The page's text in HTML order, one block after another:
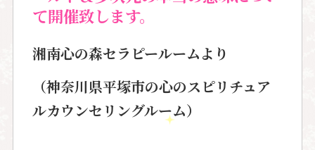
て開催致します。
湘南心の森セラピールームより
（神奈川県平塚市の心のスピリチュア
ルカウンセリングルーム）